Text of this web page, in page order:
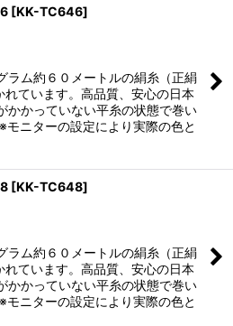
[KK-TC646]
ラム約６０メートルの絹糸（正絹
ています。高品質、安心の日本
かかっていない平糸の状態で巻い
モニターの設定により実際の色と
[KK-TC648]
ラム約６０メートルの絹糸（正絹
ています。高品質、安心の日本
かかっていない平糸の状態で巻い
モニターの設定により実際の色と